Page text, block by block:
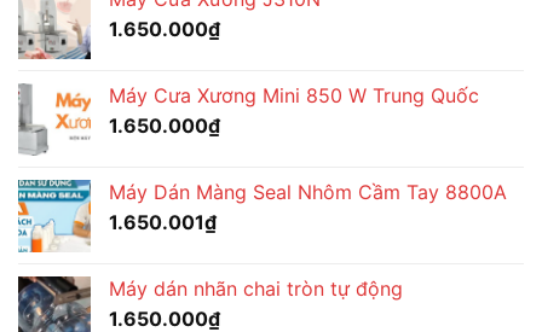
1.650.000₫
Máy Cưa Xương Mini 850 W Trung Quốc
1.650.000₫
Máy Dán Màng Seal Nhôm Cầm Tay 8800A
1.650.001₫
Máy dán nhãn chai tròn tự động
1.650.000₫